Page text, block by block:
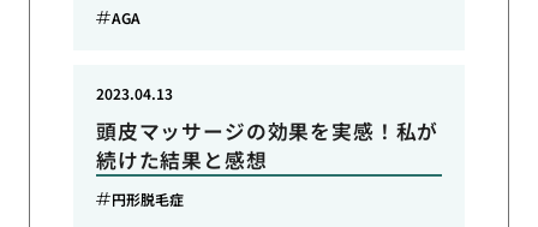
AGA
頭皮マッサージの効果を実感！私が
続けた結果と感想
2023.04.13
円形脱毛症